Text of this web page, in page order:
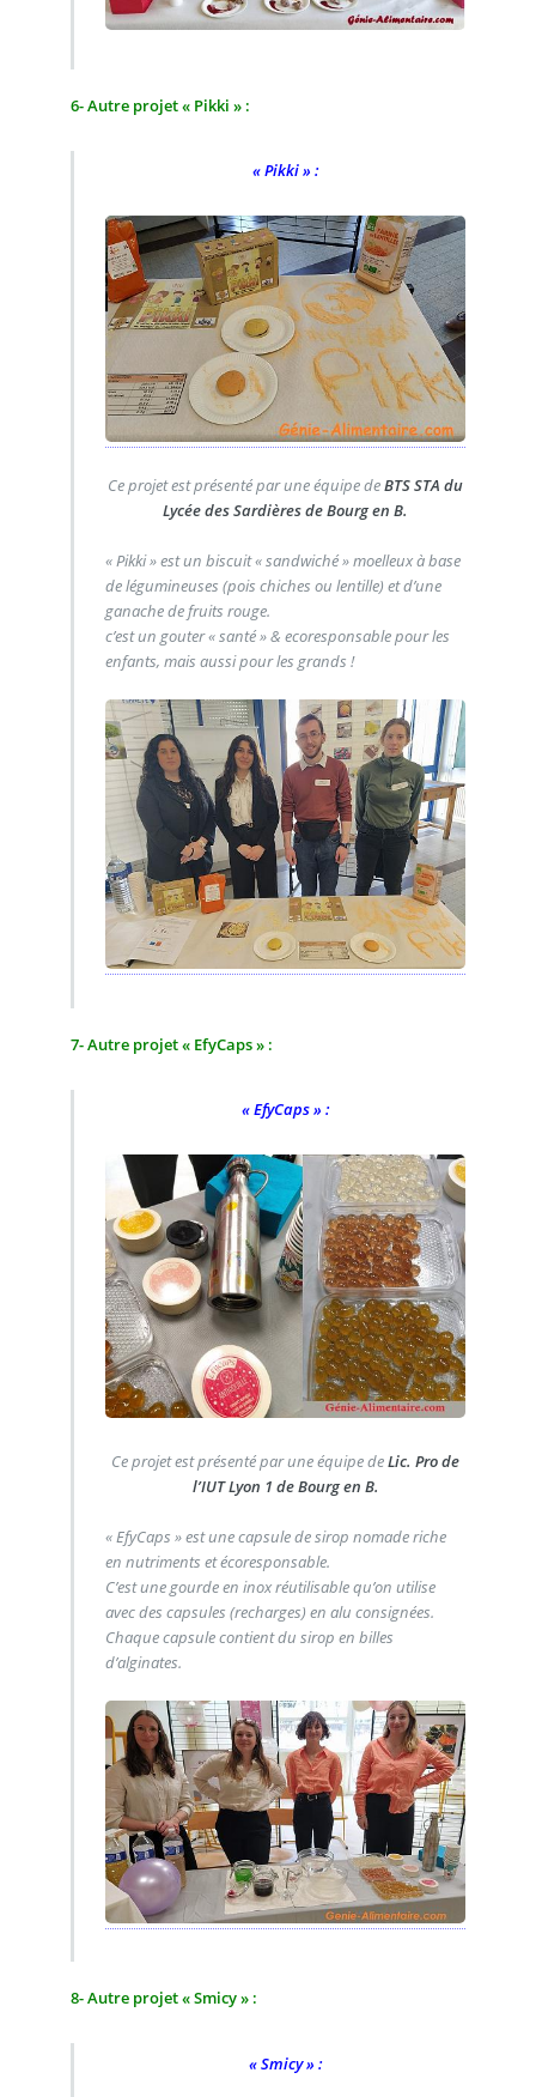
6- Autre projet « Pikki » :
« Pikki » :
Ce projet est présenté par une équipe deBTS STA du
Lycée des Sardières de Bourg en B.
« Pikki » est un biscuit « sandwiché » moelleux à base
de légumineuses (pois chiches ou lentille) et d’une
ganache de fruits rouge.
c’est un gouter « santé » & ecoresponsable pour les
enfants, mais aussi pour les grands !
7- Autre projet « EfyCaps » :
« EfyCaps » :
Ce projet est présenté par une équipe deLic. Pro de
l’IUT Lyon 1 de Bourg en B.
« EfyCaps » est une capsule de sirop nomade riche
en nutriments et écoresponsable.
C’est une gourde en inox réutilisable qu’on utilise
avec des capsules (recharges) en alu consignées.
Chaque capsule contient du sirop en billes
d’alginates.
8- Autre projet « Smicy » :
« Smicy » :